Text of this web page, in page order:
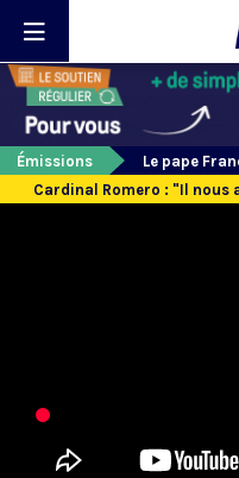
Émissions
Le pape
Cardinal Romero : "Il